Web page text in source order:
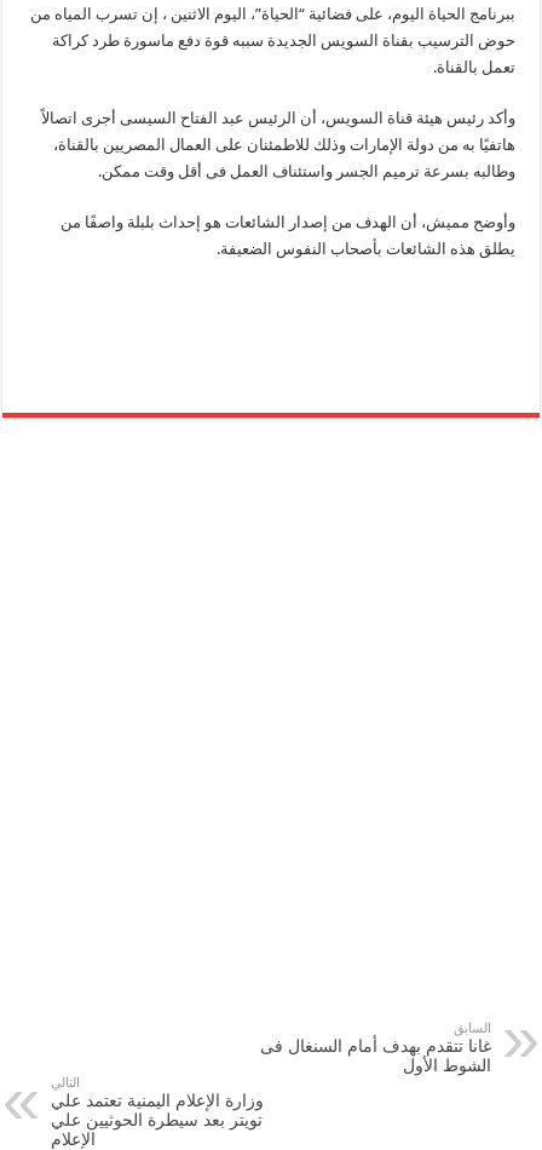
ببرنامج الحياة اليوم، على فضائية “الحياة”، اليوم الاثنين ، إن تسرب المياه من
حوض الترسيب بقناة السويس الجديدة سببه قوة دفع ماسورة طرد كراكة
تعمل بالقناة.
وأكد رئيس هيئة قناة السويس، أن الرئيس عبد الفتاح السيسى أجرى اتصالاً
هاتفيًا به من دولة الإمارات وذلك للاطمئنان على العمال المصريين بالقناة،
وطالبه بسرعة ترميم الجسر واستئناف العمل فى أقل وقت ممكن.
وأوضح مميش، أن الهدف من إصدار الشائعات هو إحداث بلبلة واصفًا من
يطلق هذه الشائعات بأصحاب النفوس الضعيفة.
السابق
غانا تتقدم بهدف أمام السنغال فى
الشوط الأول
التالي
وزارة الإعلام اليمنية تعتمد علي
تويتر بعد سيطرة الحوثيين علي
الإعلام